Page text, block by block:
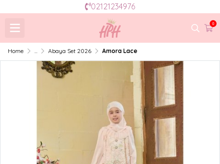
02121234976
0
Home ... Abaya Set 2026 Amora Lace